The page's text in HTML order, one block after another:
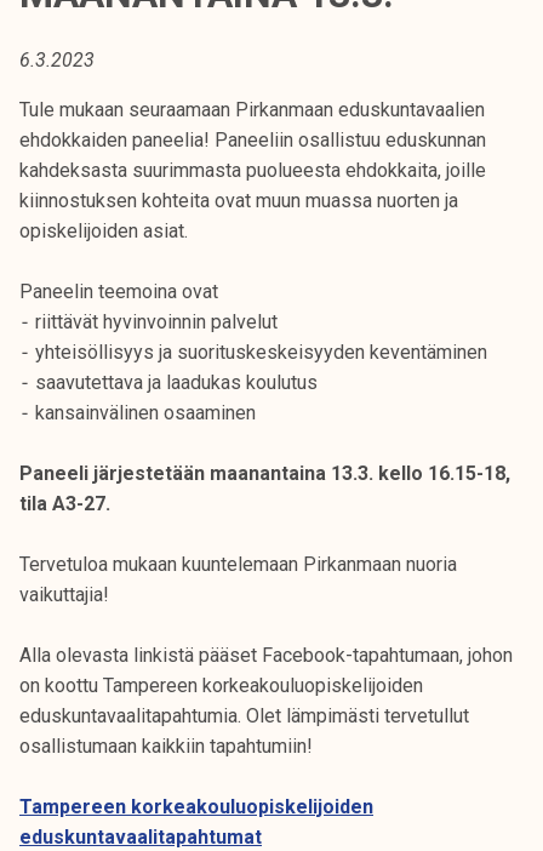
o
r
k
e
a
o
u
l
u
n
p
i
k
e
i
j
a
k
n
t
6.3.2023
Tule mukaan seuraamaan Pirkanmaan eduskuntavaalien
ehdokkaiden paneelia! Paneeliin osallistuu eduskunnan
kahdeksasta suurimmasta puolueesta ehdokkaita, joille
kiinnostuksen kohteita ovat muun muassa nuorten ja
opiskelijoiden asiat.
Paneelin teemoina ovat
⁃ riittävät hyvinvoinnin palvelut
⁃ yhteisöllisyys ja suorituskeskeisyyden keventäminen
⁃ saavutettava ja laadukas koulutus
⁃ kansainvälinen osaaminen
Paneeli järjestetään maanantaina 13.3. kello 16.15-18,
tila A3-27.
Tervetuloa mukaan kuuntelemaan Pirkanmaan nuoria
vaikuttajia!
Alla olevasta linkistä pääset Facebook-tapahtumaan, johon
on koottu Tampereen korkeakouluopiskelijoiden
eduskuntavaalitapahtumia. Olet lämpimästi tervetullut
osallistumaan kaikkiin tapahtumiin!
Tampereen korkeakouluopiskelijoiden
eduskuntavaalitapahtumat